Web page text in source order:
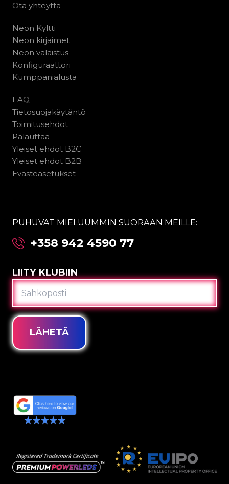
Ota yhteyttä
Neon Kyltti
Neon kirjaimet
Neon valaistus
Konfiguraattori
Kumppanialusta
FAQ
Tietosuojakäytäntö
Toimitusehdot
Palauttaa
Yleiset ehdot B2C
Yleiset ehdot B2B
Evästeasetukset
PUHUVAT MIELUUMMIN SUORAAN MEILLE:
+358 942 4590 77
LIITY KLUBIIN
SÄHKÖPOSTI
LÄHETÄ